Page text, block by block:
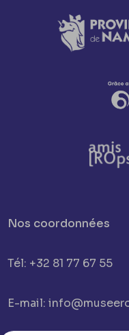
Nos coordonnées
Tél: +32 81 77 67 55
E-mail: